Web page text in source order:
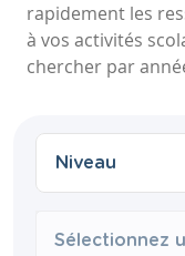
rapidement les
à vos activités
chercher par
Sélectionnez